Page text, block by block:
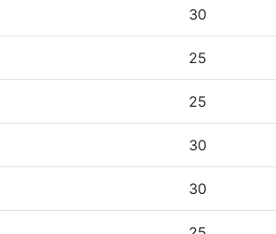
30
25
25
30
30